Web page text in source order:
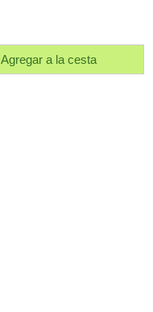
Agregar a la cesta